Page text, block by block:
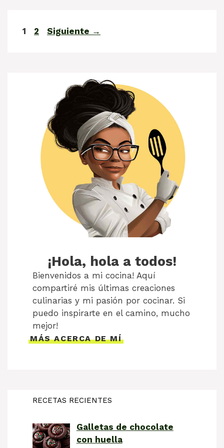
Página
1 Página
2 Siguiente →
¡Hola, hola a todos!
Bienvenidos a mi cocina! Aquí
compartiré mis últimas creaciones
culinarias y mi pasión por cocinar. Si
puedo inspirarte en el camino, mucho
mejor!
MÁS ACERCA DE MÍ
RECETAS RECIENTES
Galletas de chocolate
con huella